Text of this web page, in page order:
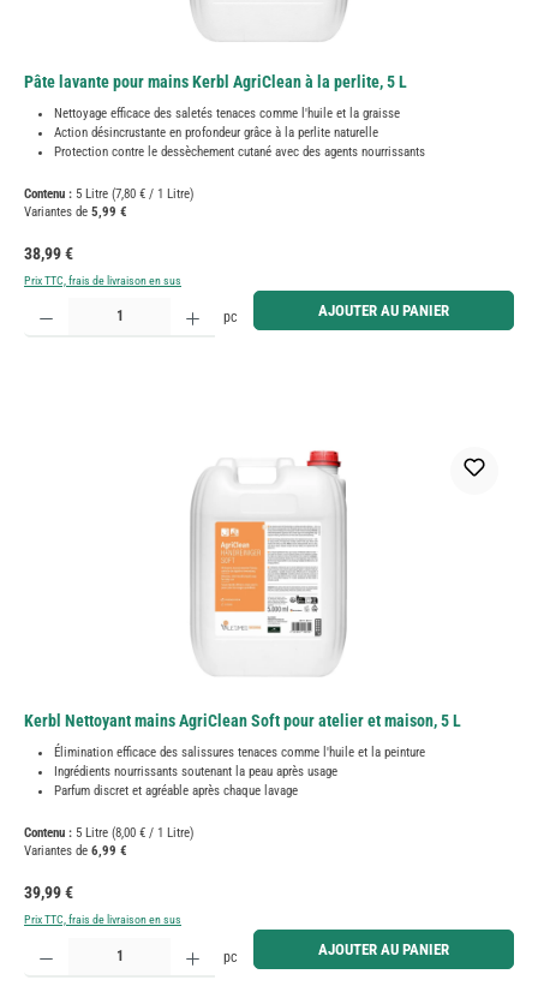
Pâte lavante pour mains Kerbl AgriClean à la perlite, 5 L
Nettoyage efficace des saletés tenaces comme l'huile et la graisse
Action désincrustante en profondeur grâce à la perlite naturelle
Protection contre le dessèchement cutané avec des agents nourrissants
Contenu : 5 Litre (7,80 € / 1 Litre)
Variantes de 5,99 €
Prix régulier :
38,99 €
Prix TTC, frais de livraison en sus
Quantité de produit : Entrez la quantité souhaitée ou utilisez les boutons pour augmenter ou
pc AJOUTER AU PANIER
Kerbl Nettoyant mains AgriClean Soft pour atelier et maison, 5 L
Élimination efficace des salissures tenaces comme l'huile et la peinture
Ingrédients nourrissants soutenant la peau après usage
Parfum discret et agréable après chaque lavage
Contenu : 5 Litre (8,00 € / 1 Litre)
Variantes de 6,99 €
Prix régulier :
39,99 €
Prix TTC, frais de livraison en sus
Quantité de produit : Entrez la quantité souhaitée ou utilisez les boutons pour augmenter ou
pc AJOUTER AU PANIER